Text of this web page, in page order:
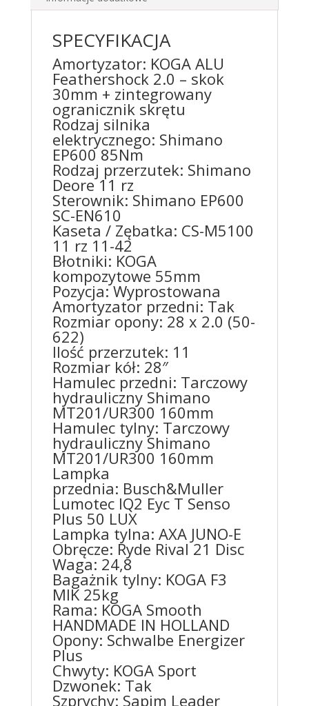
SPECYFIKACJA
Amortyzator: KOGA ALU
Feathershock 2.0 – skok
30mm + zintegrowany
ogranicznik skrętu
Rodzaj silnika
elektrycznego: Shimano
EP600 85Nm
Rodzaj przerzutek: Shimano
Deore 11 rz
Sterownik: Shimano EP600
SC-EN610
Kaseta / Zębatka: CS-M5100
11 rz 11-42
Błotniki: KOGA
kompozytowe 55mm
Pozycja: Wyprostowana
Amortyzator przedni: Tak
Rozmiar opony: 28 x 2.0 (50-
622)
Ilość przerzutek: 11
Rozmiar kół: 28″
Hamulec przedni: Tarczowy
hydrauliczny Shimano
MT201/UR300 160mm
Hamulec tylny: Tarczowy
hydrauliczny Shimano
MT201/UR300 160mm
Lampka
przednia: Busch&Muller
Lumotec IQ2 Eyc T Senso
Plus 50 LUX
Lampka tylna: AXA JUNO-E
Obręcze: Ryde Rival 21 Disc
Waga: 24,8
Bagażnik tylny: KOGA F3
MIK 25kg
Rama: KOGA Smooth
HANDMADE IN HOLLAND
Opony: Schwalbe Energizer
Plus
Chwyty: KOGA Sport
Dzwonek: Tak
Szprychy: Sapim Leader